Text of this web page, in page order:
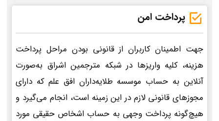
پرداخت امن
جهت اطمینان کاربران از قانونی بودن مراحل پرداخت
هزینه، کلیه واریزها در شبکه مترجمین اشراق به‌صورت
آنلاین به حساب موسسه طلایه‌داران افق علم که دارای
مجوزهای قانونی لازم در این زمینه است، انجام می‌گیرد و
هیچ‌گونه پرداخت وجهی به حساب اشخاص حقیقی مورد